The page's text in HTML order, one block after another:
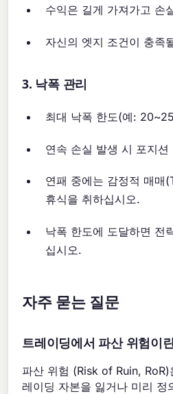
수익은 길게 가져가고 손
자신의 엣지 조건이 충족
3. 낙폭 관리
최대 낙폭 한도(예:
연속 손실 발생 시 포지
연패 중에는 감정적 매매
휴식을 취하십시오.
낙폭 한도에 도달하면 전
십시오.
자주 묻는 질문
트레이딩에서 파산 위험이
파산 위험 (Risk of Ruin,
레이딩 자본을 잃거나 미리 정